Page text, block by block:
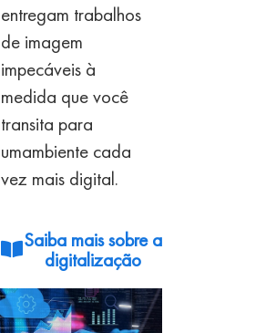
entregam trabalhos
de imagem
impecáveis à
medida que você
transita para
umambiente cada
vez mais digital.
Saiba mais sobre a
digitalização